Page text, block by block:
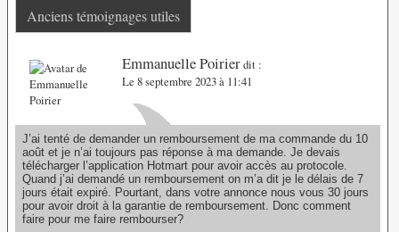
Anciens témoignages utiles
Emmanuelle Poirierdit :
Le 8 septembre 2023 à 11:41
J’ai tenté de demander un remboursement de ma commande du 10
août et je n’ai toujours pas réponse à ma demande. Je devais
télécharger l’application Hotmart pour avoir accès au protocole.
Quand j’ai demandé un remboursement on m’a dit je le délais de 7
jours était expiré. Pourtant, dans votre annonce nous vous 30 jours
pour avoir droit à la garantie de remboursement. Donc comment
faire pour me faire rembourser?